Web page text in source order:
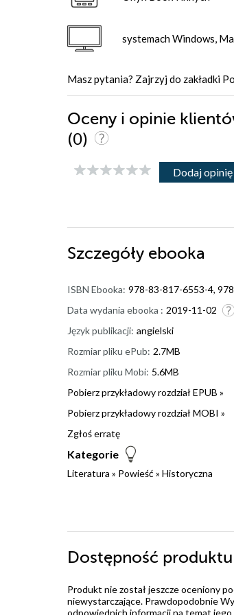
systemach Windows,
Masz pytania? Zajrzyj do zakładki
Oceny i opinie
(0)
Dodaj opinię
Szczegóły ebooka
ISBN Ebooka: 978-83-817-6553-4,
Data wydania ebooka : 2019-11-02
Język publikacji: angielski
Rozmiar pliku ePub: 2.7MB
Rozmiar pliku Mobi: 5.6MB
Pobierz przykładowy rozdział EPUB »
Pobierz przykładowy rozdział MOBI »
Zgłoś erratę
Kategorie
Literatura » Powieść » Historyczna
Dostępność produktu
Produkt nie został jeszcze oceniony
niewystarczające. Prawdopodobnie
odpowiednich informacji na temat jego